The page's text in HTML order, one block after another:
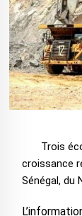
Trois
croissance
Sénégal, du